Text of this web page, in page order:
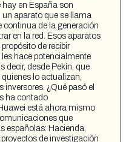
hay en España son
un aparato que se llama
continua de la generación
en la red. Esos aparatos
de recibir
hace potencialmente
decir, desde Pekín, que
quienes lo actualizan,
inversores. ¿Qué pasó el
ha contado
está ahora mismo
que
españolas: Hacienda,
de investigación